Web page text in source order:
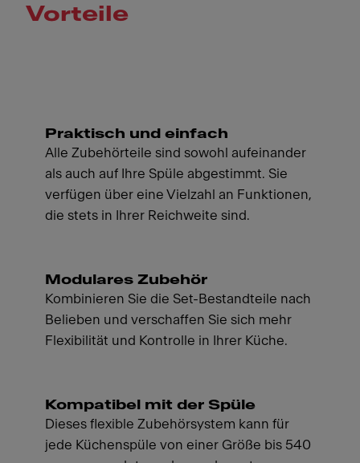
Vorteile
Praktisch und einfach
Alle Zubehörteile sind sowohl aufeinander
als auch auf Ihre Spüle abgestimmt. Sie
verfügen über eine Vielzahl an Funktionen,
die stets in Ihrer Reichweite sind.
Modulares Zubehör
Kombinieren Sie die Set-Bestandteile nach
Belieben und verschaffen Sie sich mehr
Flexibilität und Kontrolle in Ihrer Küche.
Kompatibel mit der Spüle
Dieses flexible Zubehörsystem kann für
jede Küchenspüle von einer Größe bis 540